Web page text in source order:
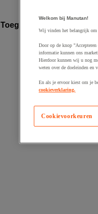
Toegevoegd aan
Welkom bij Manutan!
Wij vinden het belangrijk om
Door op de knop
informatie kunnen ons
Hierdoor kunnen wij u nog
weten over de doeleinden
En als je ervoor kiest om je
cookieverklaring.
Cookievoorkeuren